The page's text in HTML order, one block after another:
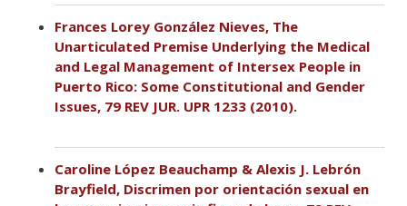
Frances Lorey González Nieves, The
Unarticulated Premise Underlying the Medical
and Legal Management of Intersex People in
Puerto Rico: Some Constitutional and Gender
Issues, 79 REV JUR. UPR 1233 (2010).
Caroline López Beauchamp & Alexis J. Lebrón
Brayfield, Discrimen por orientación sexual en